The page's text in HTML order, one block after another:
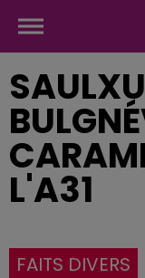
L'A31
FAITS DIVERS